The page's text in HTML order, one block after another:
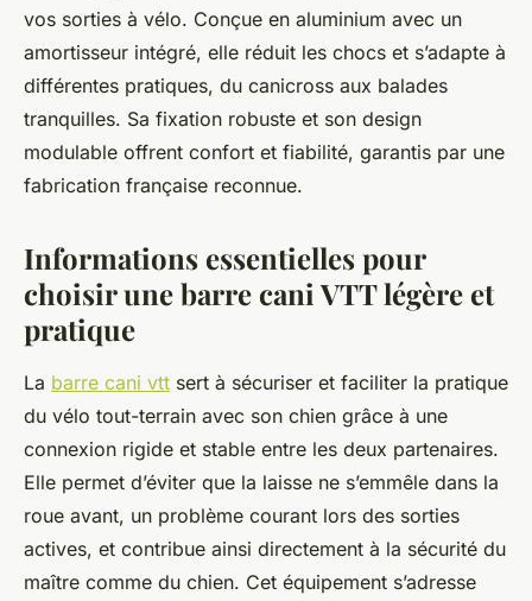
vos sorties à vélo. Conçue en aluminium avec un
amortisseur intégré, elle réduit les chocs et s’adapte à
différentes pratiques, du canicross aux balades
tranquilles. Sa fixation robuste et son design
modulable offrent confort et fiabilité, garantis par une
fabrication française reconnue.
Informations essentielles pour
choisir une barre cani VTT légère et
pratique
La barre cani vtt sert à sécuriser et faciliter la pratique
du vélo tout-terrain avec son chien grâce à une
connexion rigide et stable entre les deux partenaires.
Elle permet d’éviter que la laisse ne s’emmêle dans la
roue avant, un problème courant lors des sorties
actives, et contribue ainsi directement à la sécurité du
maître comme du chien. Cet équipement s’adresse